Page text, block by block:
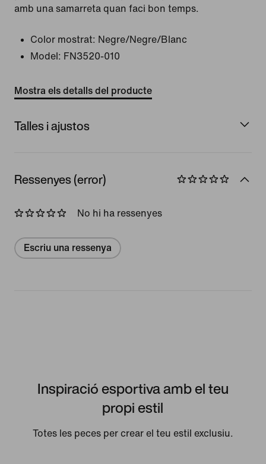
amb una samarreta quan faci bon temps.
Color mostrat: Negre/Negre/Blanc
Model: FN3520-010
Mostra els detalls del producte
Talles i ajustos
Ressenyes (error)
No hi ha ressenyes
Escriu una ressenya
Inspiració esportiva amb el teu
propi estil
Totes les peces per crear el teu estil exclusiu.